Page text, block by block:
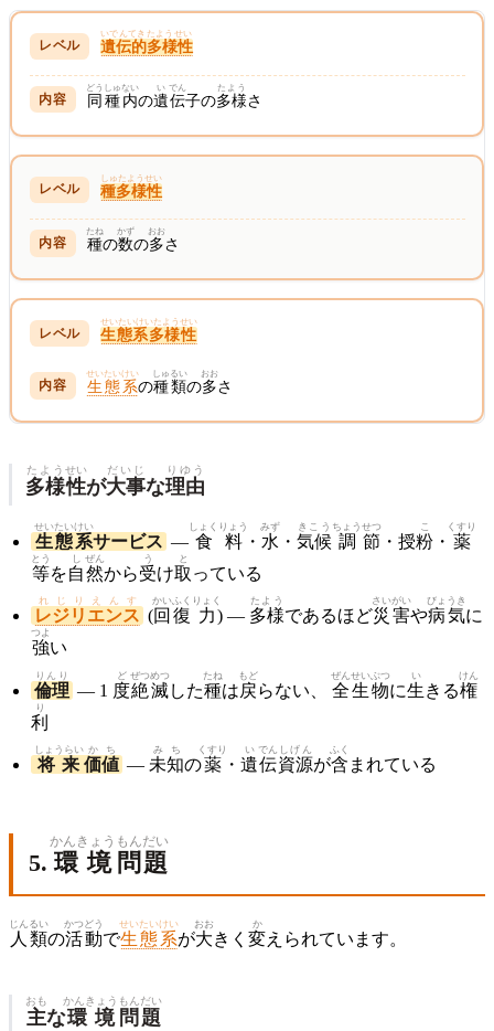
遺伝的多様性
いでんてきたようせい
同種
どうしゅ
内
ない
の遺
い
伝
でん
子の多様
たよう
さ
種多様性
しゅたようせい
種
たね
の数
かず
の多
おお
さ
生態系多様性
せいたいけいたようせい
生態系
せいたいけい
の種類
しゅるい
の多
おお
さ
多様
たよう
性
せい
が大事
だいじ
な理由
りゆう
生態系
せいたいけい
サービス — 食料
しょくりょう
・ 水
みず
・ 気候
きこう
調
ちょう
節
せつ
・授粉
こ
・ 薬
くすり
等
とう
を自
し
然
ぜん
から受
う
け取
と
っている
レジリエンス
れじりえんす
(回復
かいふく
力
りょく
) — 多様
たよう
であるほど災害
さいがい
や病気
びょうき
に
強
つよ
い
倫理
りんり
— 1 度
ど
絶
ぜつ
滅
めつ
した種
たね
は戻
もど
らない、 全
ぜん
生物
せいぶつ
に生
い
きる権
けん
利
り
将来
しょうらい
価値
かち
— 未知
みち
の薬
くすり
・ 遺
い
伝
でん
資源
しげん
が含
ふく
まれている
5.環境
かんきょう
問題
もんだい
人類
じんるい
の活動
かつどう
で生態系
せいたいけい
が大
おお
きく 変
か
えられています。
主
おも
な環境
かんきょう
問題
もんだい